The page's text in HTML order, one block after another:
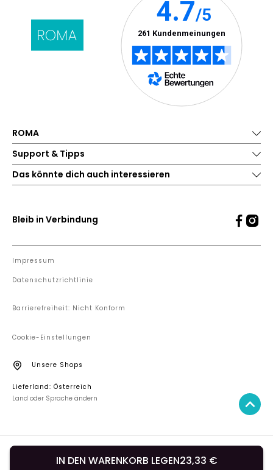
IN DEN WARENKORB LEGEN23,33 €
ROMA
Support & Tipps
Das könnte dich auch interessieren
Bleib in Verbindung
Impressum
Datenschutzrichtlinie
Barrierefreiheit: Nicht Konform
Cookie-Einstellungen
Unsere Shops
Lieferland: Österreich
Land oder Sprache ändern